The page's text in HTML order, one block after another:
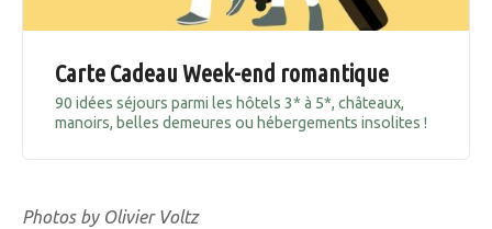
Carte Cadeau Week-end romantique
90 idées séjours parmi les hôtels 3* à 5*, châteaux,
manoirs, belles demeures ou hébergements insolites !
Photos by Olivier Voltz